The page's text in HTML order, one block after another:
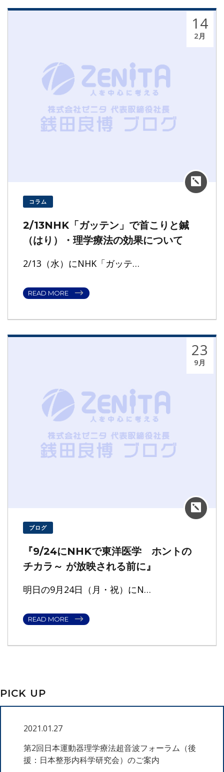
14
2月
コラム
2/13NHK「ガッテン」で首こりと鍼
（はり）・理学療法の効果について
2/13（水）にNHK「ガッテ…
READ MORE
23
9月
ブログ
『9/24にNHKで東洋医学 ホントの
チカラ～ が放映される前に』
明日の9月24日（月・祝）にN…
READ MORE
PICK UP
2021.01.27
第2回日本運動器理学療法超音波フォーラム（後
援：日本整形内科学研究会）のご案内